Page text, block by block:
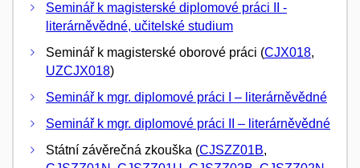
Seminář k magisterské diplomové práci II -
literárněvědné, učitelské studium
Seminář k magisterské oborové práci (CJX018,
UZCJX018)
Seminář k mgr. diplomové práci I – literárněvědné
Seminář k mgr. diplomové práci II – literárněvědné
Státní závěrečná zkouška (CJSZZ01B,